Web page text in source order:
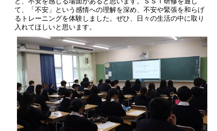
て、「不安」という感情への理解を深め、不安や緊張を和らげ
るトレーニングを体験しました。ぜひ、日々の生活の中に取り
入れてほしいと思います。